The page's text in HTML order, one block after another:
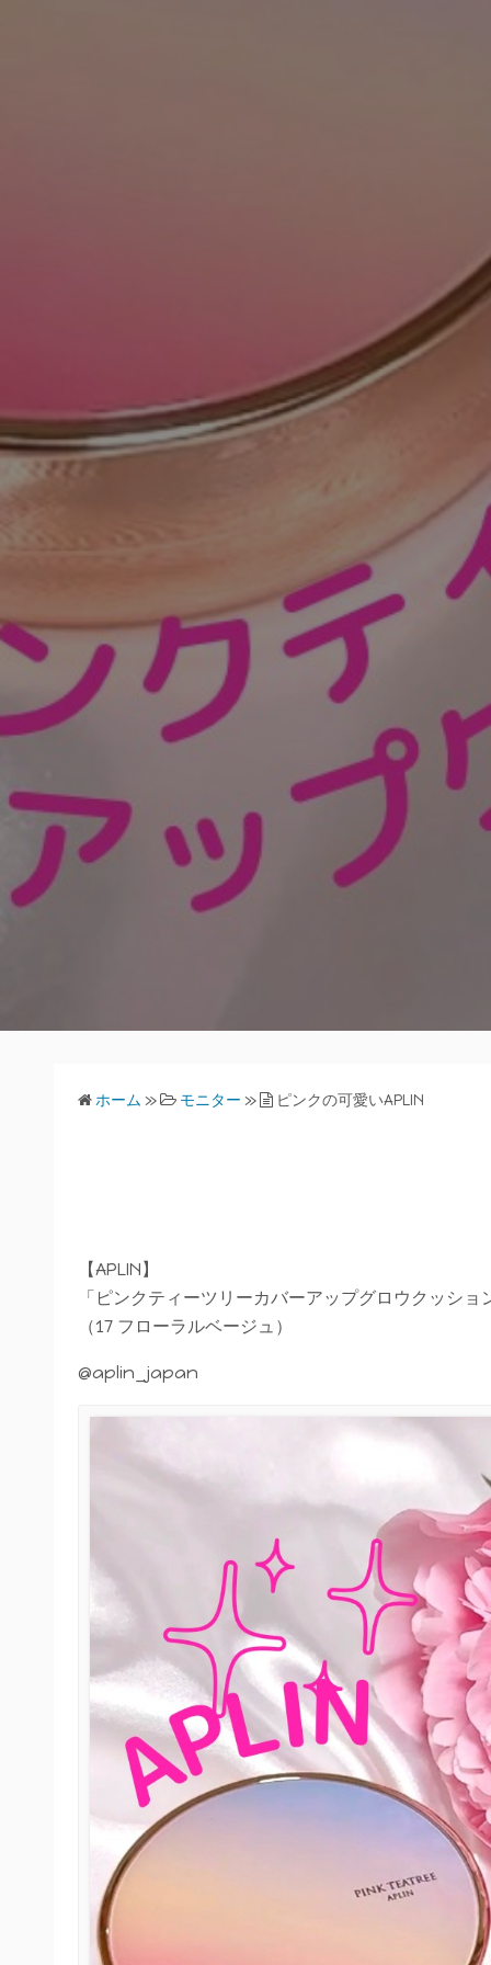
ホーム » モニター » ピンクの可愛いAPLIN
【APLIN】
「ピンクティーツリーカバーアップグロウクッショ
（17 フローラルベージュ）
@aplin_japan